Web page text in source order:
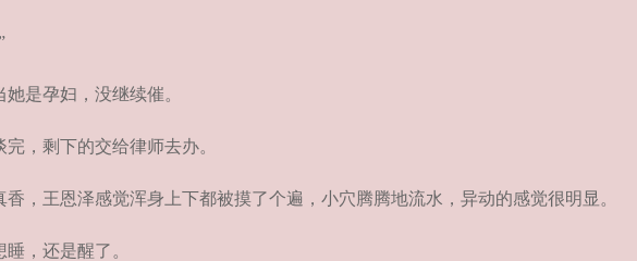
是孕妇，没继续催。
，剩下的交给律师去办。
，王恩泽感觉浑身上下都被摸了个遍，小穴腾腾地流水，异动的感觉很明显。
，还是醒了。